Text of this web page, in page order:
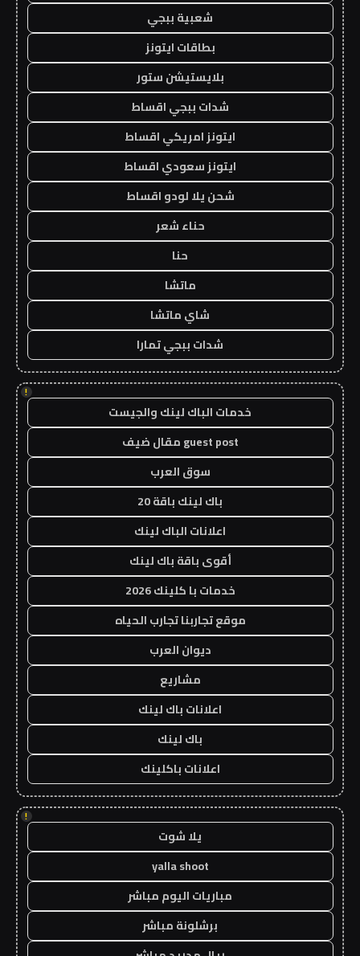
شعبية ببجي
بطاقات ايتونز
بلايستيشن ستور
شدات ببجي اقساط
ايتونز امريكي اقساط
ايتونز سعودي اقساط
شحن يلا لودو اقساط
حناء شعر
حنا
ماتشا
شاي ماتشا
شدات ببجي تمارا
!
خدمات الباك لينك والجيست
guest post مقال ضيف
سوق العرب
باك لينك باقة 20
اعلانات الباك لينك
أقوى باقة باك لينك
خدمات با كلينك 2026
موقع تجاربنا تجارب الحياه
ديوان العرب
مشاريع
اعلانات باك لينك
باك لينك
اعلانات باكلينك
!
يلا شوت
yalla shoot
مباريات اليوم مباشر
برشلونة مباشر